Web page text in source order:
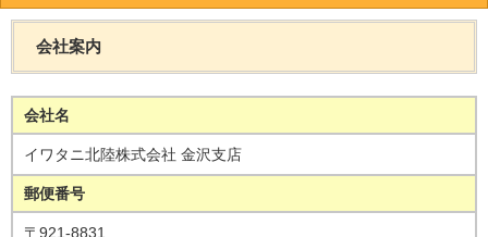
会社案内
会社名
イワタニ北陸株式会社 金沢支店
郵便番号
〒921-8831